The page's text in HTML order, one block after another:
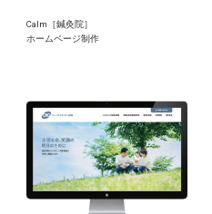
Calm［鍼灸院］
ホームページ制作